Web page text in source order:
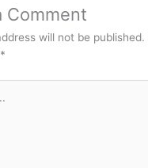
Comment
will not be published.
*